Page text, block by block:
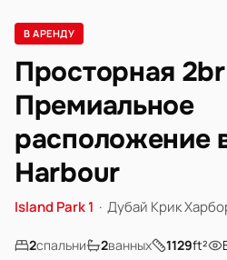
В АРЕНДУ
Просторная 2br |
Премиальное
расположение
Harbour
Island Park 1 · Дубай Крик
2спальни 2ванных 1129ft²